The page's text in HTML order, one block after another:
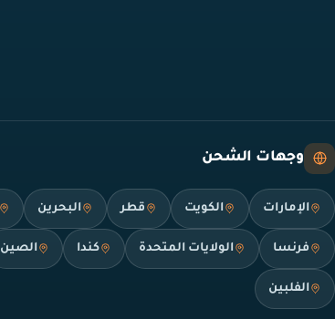
وجهات الشحن
الإمارات الكويت قطر البحرين
فرنسا الولايات المتحدة كندا الصين
الفلبين